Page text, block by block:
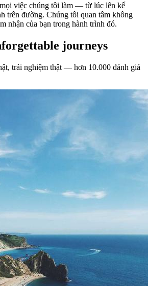
việc chúng tôi làm — từ lúc lên kế
trên đường. Chúng tôi quan tâm không
nhận của bạn trong hành trình đó.
journeys
trải nghiệm thật — hơn 10.000 đánh giá